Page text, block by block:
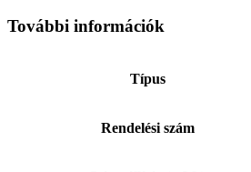
További információk
Típus
Rendelési szám